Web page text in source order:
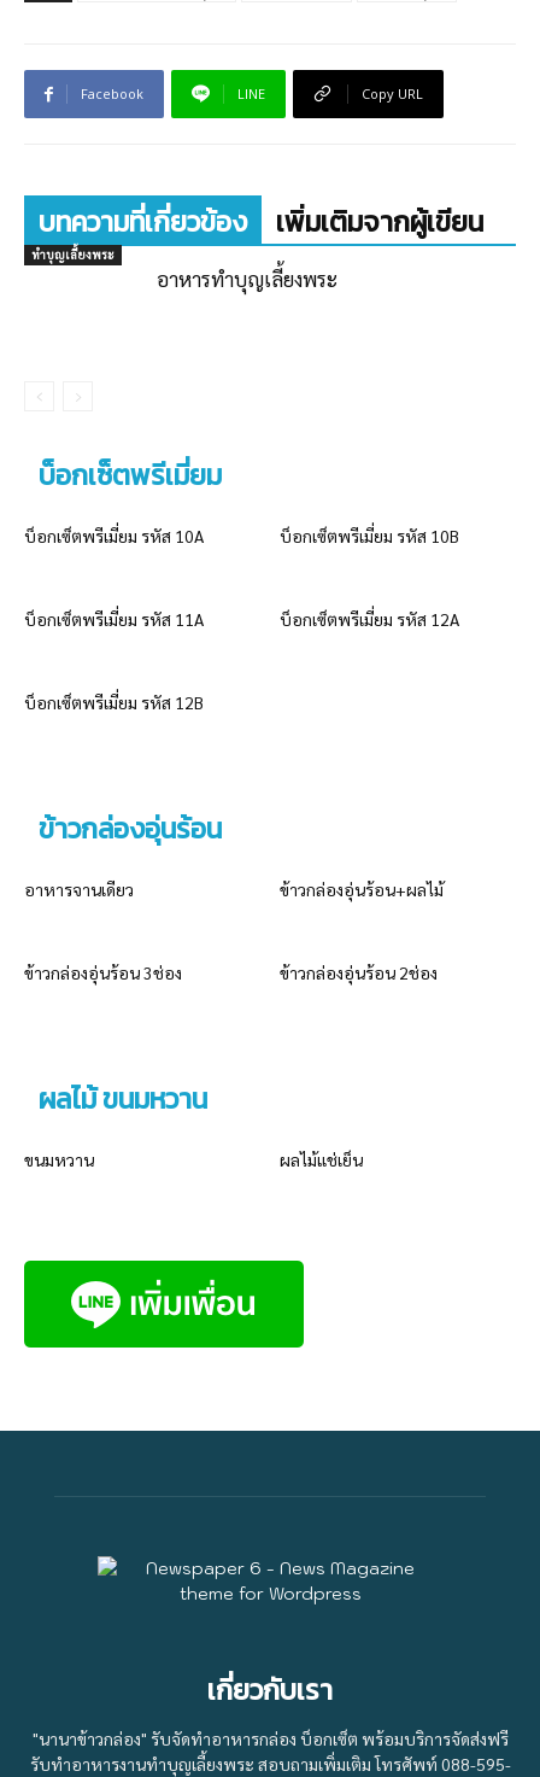
Facebook LINE Copy URL
บทความที่เกี่ยวข้อง เพิ่มเติมจากผู้เขียน
ทำบุญเลี้ยงพระ
อาหารทำบุญเลี้ยงพระ
บ็อกเซ็ตพรีเมี่ยม
บ็อกเซ็ตพรีเมี่ยม รหัส 10A บ็อกเซ็ตพรีเมี่ยม รหัส 10B
บ็อกเซ็ตพรีเมี่ยม รหัส 11A บ็อกเซ็ตพรีเมี่ยม รหัส 12A
บ็อกเซ็ตพรีเมี่ยม รหัส 12B
ข้าวกล่องอุ่นร้อน
อาหารจานเดียว ข้าวกล่องอุ่นร้อน+ผลไม้
ข้าวกล่องอุ่นร้อน 3ช่อง ข้าวกล่องอุ่นร้อน 2ช่อง
ผลไม้ ขนมหวาน
ขนมหวาน ผลไม้แช่เย็น
เกี่ยวกับเรา
"นานาข้าวกล่อง" รับจัดทำอาหารกล่อง บ็อกเซ็ต พร้อมบริการจัดส่งฟรี
รับทำอาหารงานทำบุญเลี้ยงพระ สอบถามเพิ่มเติม โทรศัพท์ 088-595-